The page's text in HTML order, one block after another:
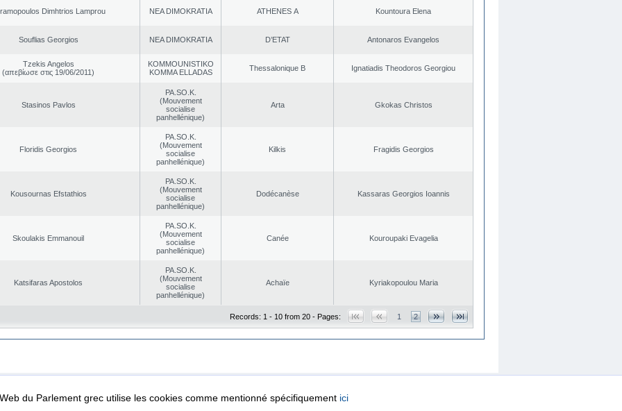
Dimhtrios Lamprou NEA DΙMOKRATIA ATHENES Α Kountoura Elena
Souflias Georgios NEA DΙMOKRATIA D’ETAT Antonaros Evangelos
Tzekis Angelos
(απεβίωσε στις 19/06/2011)
KOMMOUNISTIKO
KOMMA ELLADAS
Thessalonique B Ignatiadis Theodoros Georgiou
Stasinos Pavlos
PA.SO.K.
(Mouvement
socialise
panhellénique)
Arta Gkokas Christos
Floridis Georgios
PA.SO.K.
(Mouvement
socialise
panhellénique)
Kilkis Fragidis Georgios
Kousournas Efstathios
PA.SO.K.
(Mouvement
socialise
panhellénique)
Dodécanèse Kassaras Georgios Ioannis
Skoulakis Emmanouil
PA.SO.K.
(Mouvement
socialise
panhellénique)
Canée Kouroupaki Evagelia
Katsifaras Apostolos
PA.SO.K.
(Mouvement
socialise
panhellénique)
Achaïe Kyriakopoulou Maria
Records: 1 - 10 from 20 - Pages: 1 2
Protection Security & Access |
du Parlement grec utilise les cookies comme mentionné spécifiquement ici